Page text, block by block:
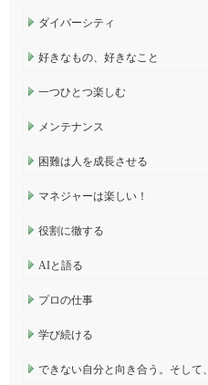
ダイバーシティ
好きなもの、好きなこと
一つひとつ楽しむ
メンテナンス
困難は人を成長させる
マネジャーは楽しい！
役割に徹する
AIと語る
プロの仕事
学び続ける
できない自分と向き合う。そして、